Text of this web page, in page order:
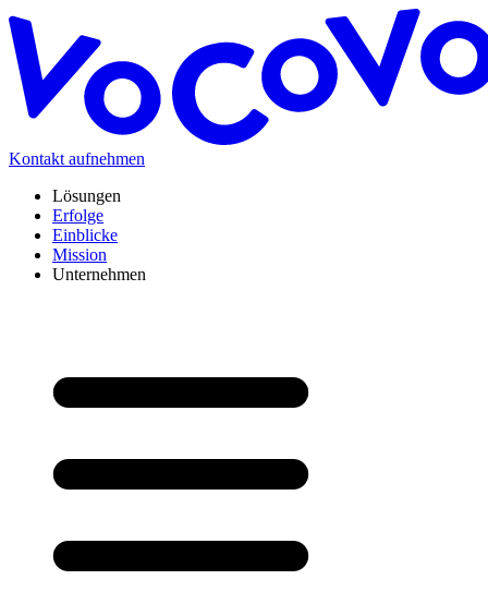
Kontakt aufnehmen
Lösungen
Erfolge
Einblicke
Mission
Unternehmen